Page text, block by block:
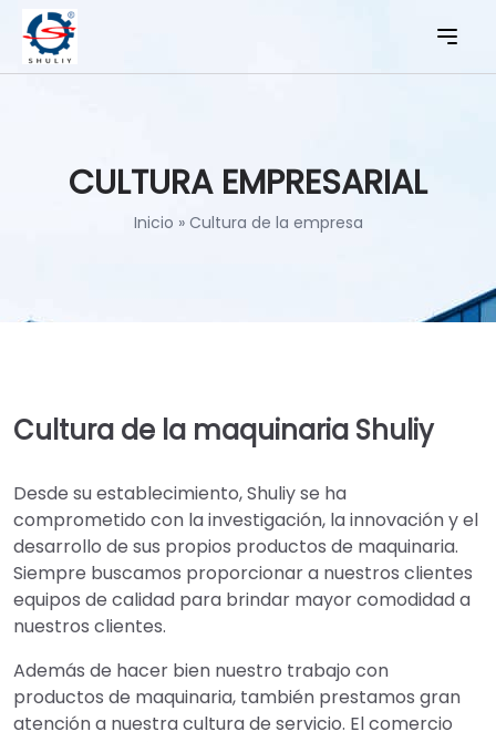
CULTURA EMPRESARIAL
Inicio » Cultura de la empresa
Cultura de la maquinaria Shuliy
Desde su establecimiento, Shuliy se ha
comprometido con la investigación, la innovación y el
desarrollo de sus propios productos de maquinaria.
Siempre buscamos proporcionar a nuestros clientes
equipos de calidad para brindar mayor comodidad a
nuestros clientes.
Además de hacer bien nuestro trabajo con
productos de maquinaria, también prestamos gran
atención a nuestra cultura de servicio. El comercio